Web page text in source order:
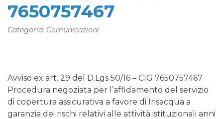
7650757467
Categoria: Comunicazioni
Avviso ex art. 29 del D.Lgs 50/16 – CIG 7650757467
Procedura negoziata per l’affidamento del servizio
di copertura assicurativa a favore di Irisacqua a
garanzia dei rischi relativi alle attività istituzionali anni